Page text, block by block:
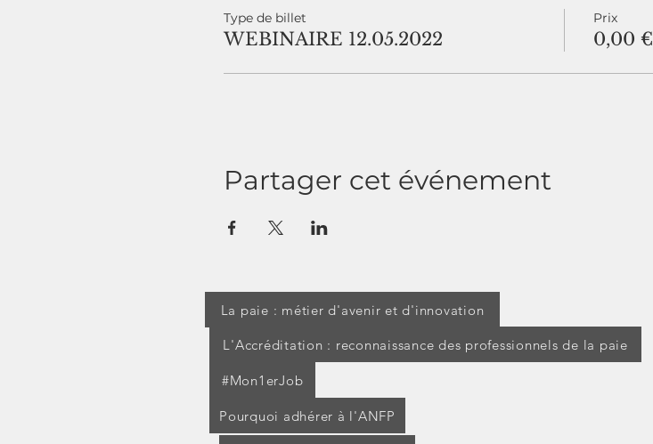
Type de billet
WEBINAIRE 12.05.2022
Prix
0,00 €
Partager cet événement
La paie : métier d'avenir et d'innovation
L'Accréditation : reconnaissance des professionnels de la paie
#Mon1erJob
Pourquoi adhérer à l'ANFP